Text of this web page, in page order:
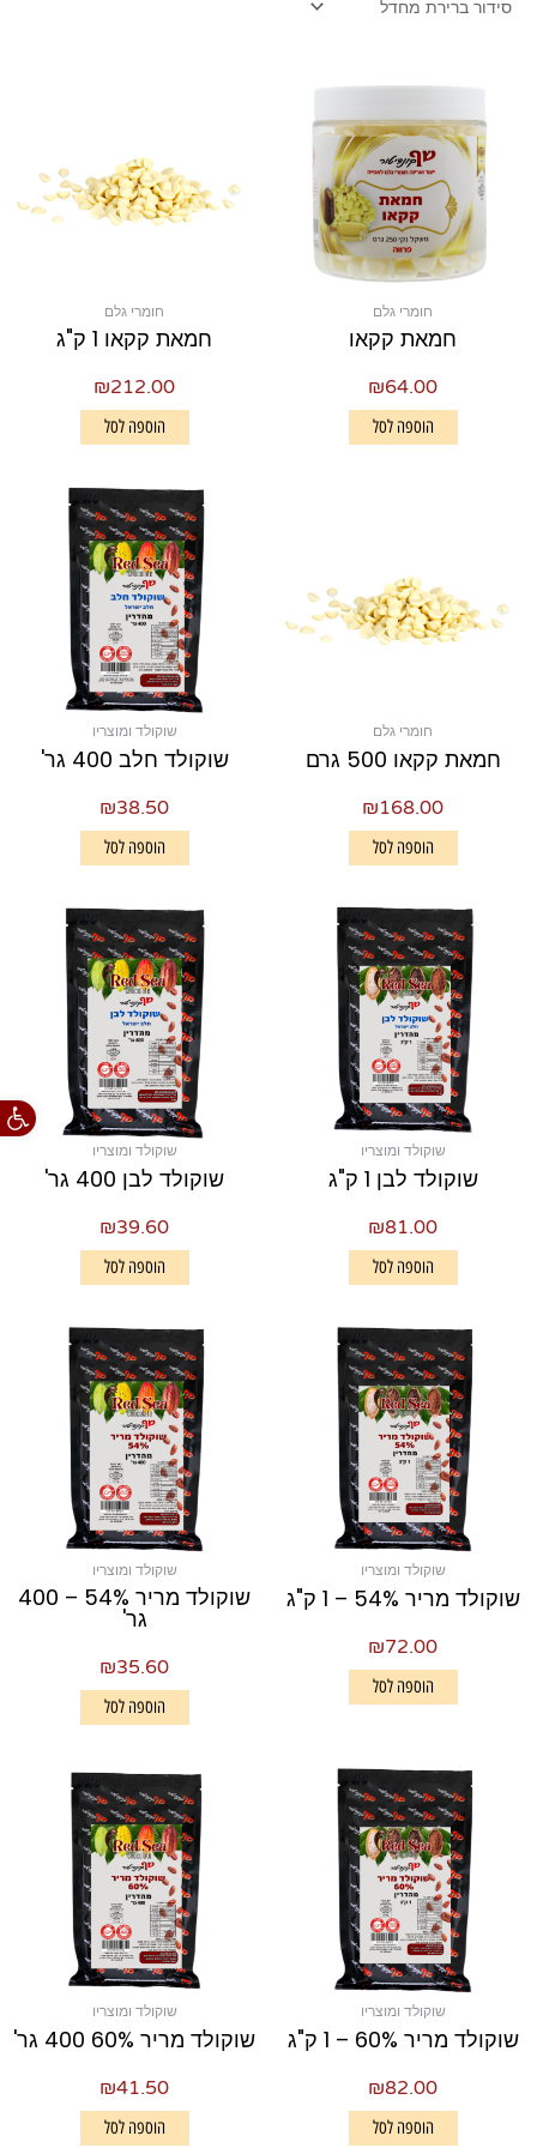
פתח
חומרי גלם
חמאת קקאו
₪64.00
הוספה לסל
חומרי גלם
חמאת קקאו 1 ק"ג
₪212.00
הוספה לסל
חומרי גלם
חמאת קקאו 500 גרם
₪168.00
הוספה לסל
שוקולד ומוצריו
שוקולד חלב 400 גר'
₪38.50
הוספה לסל
שוקולד ומוצריו
שוקולד לבן 1 ק"ג
₪81.00
הוספה לסל
שוקולד ומוצריו
שוקולד לבן 400 גר'
₪39.60
הוספה לסל
שוקולד ומוצריו
שוקולד מריר 54% – 1 ק"ג
₪72.00
הוספה לסל
שוקולד ומוצריו
שוקולד מריר 54% – 400
גר'
₪35.60
הוספה לסל
שוקולד ומוצריו
שוקולד מריר 60% – 1 ק"ג
₪82.00
הוספה לסל
שוקולד ומוצריו
שוקולד מריר 60% 400 גר'
₪41.50
הוספה לסל